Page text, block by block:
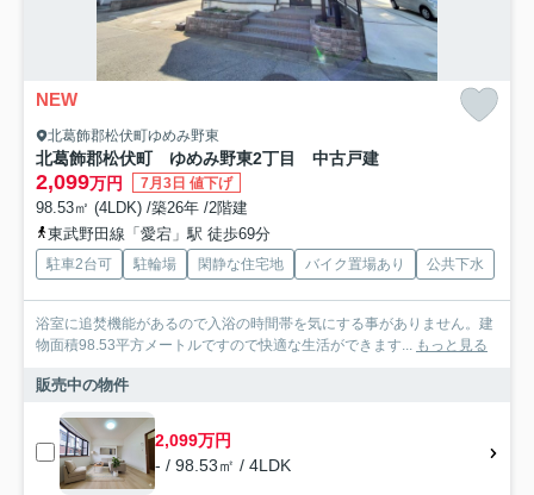
NEW
北葛飾郡松伏町ゆめみ野東
北葛飾郡松伏町 ゆめみ野東2丁目 中古戸建
2,099万円 7月3日 値下げ
98.53㎡ (4LDK) /築26年 /2階建
東武野田線「愛宕」駅 徒歩69分
駐車2台可 駐輪場 閑静な住宅地 バイク置場あり 公共下水
浴室に追焚機能があるので入浴の時間帯を気にする事がありません。建
物面積98.53平方メートルですので快適な生活ができます...
もっと見る
販売中の物件
2,099万円
- / 98.53㎡ / 4LDK